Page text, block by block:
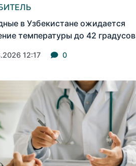
в Узбекистане ожидается
температуры до 42 градусов
12:17 0